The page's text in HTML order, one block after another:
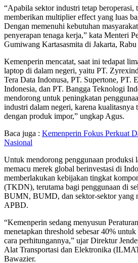
“Apabila sektor industri tetap beroperasi,
memberikan multiplier effect yang luas
Dengan memenuhi kebutuhan
penyerapan tenaga kerja,” kata Menteri
Gumiwang Kartasasmita di Jakarta,
Kemenperin mencatat, saat ini tedapat
laptop di dalam negeri, yaitu PT.
Tera Data Indonusa, PT. Supertone, PT.
Indonesia, dan PT. Bangga Teknologi
mendorong untuk peningkatan
industri dalam negeri, karena kualitasnya
dengan produk impor,” ungkap Agus.
Baca juga : Kemenperin Fokus Perkuat
Nasional
Untuk mendorong penggunaan produksi
memacu merek global berinvestasi di
memberlakukan kebijakan tingkat
(TKDN), terutama bagi penggunaan di
BUMN, BUMD, dan sektor-sektor yang
APBD.
“Kemenperin sedang menyusun
menetapkan threshold sebesar 40%
cara perhitungannya,” ujar Direktur
Alat Transportasi dan Elektronika
Bawazier.